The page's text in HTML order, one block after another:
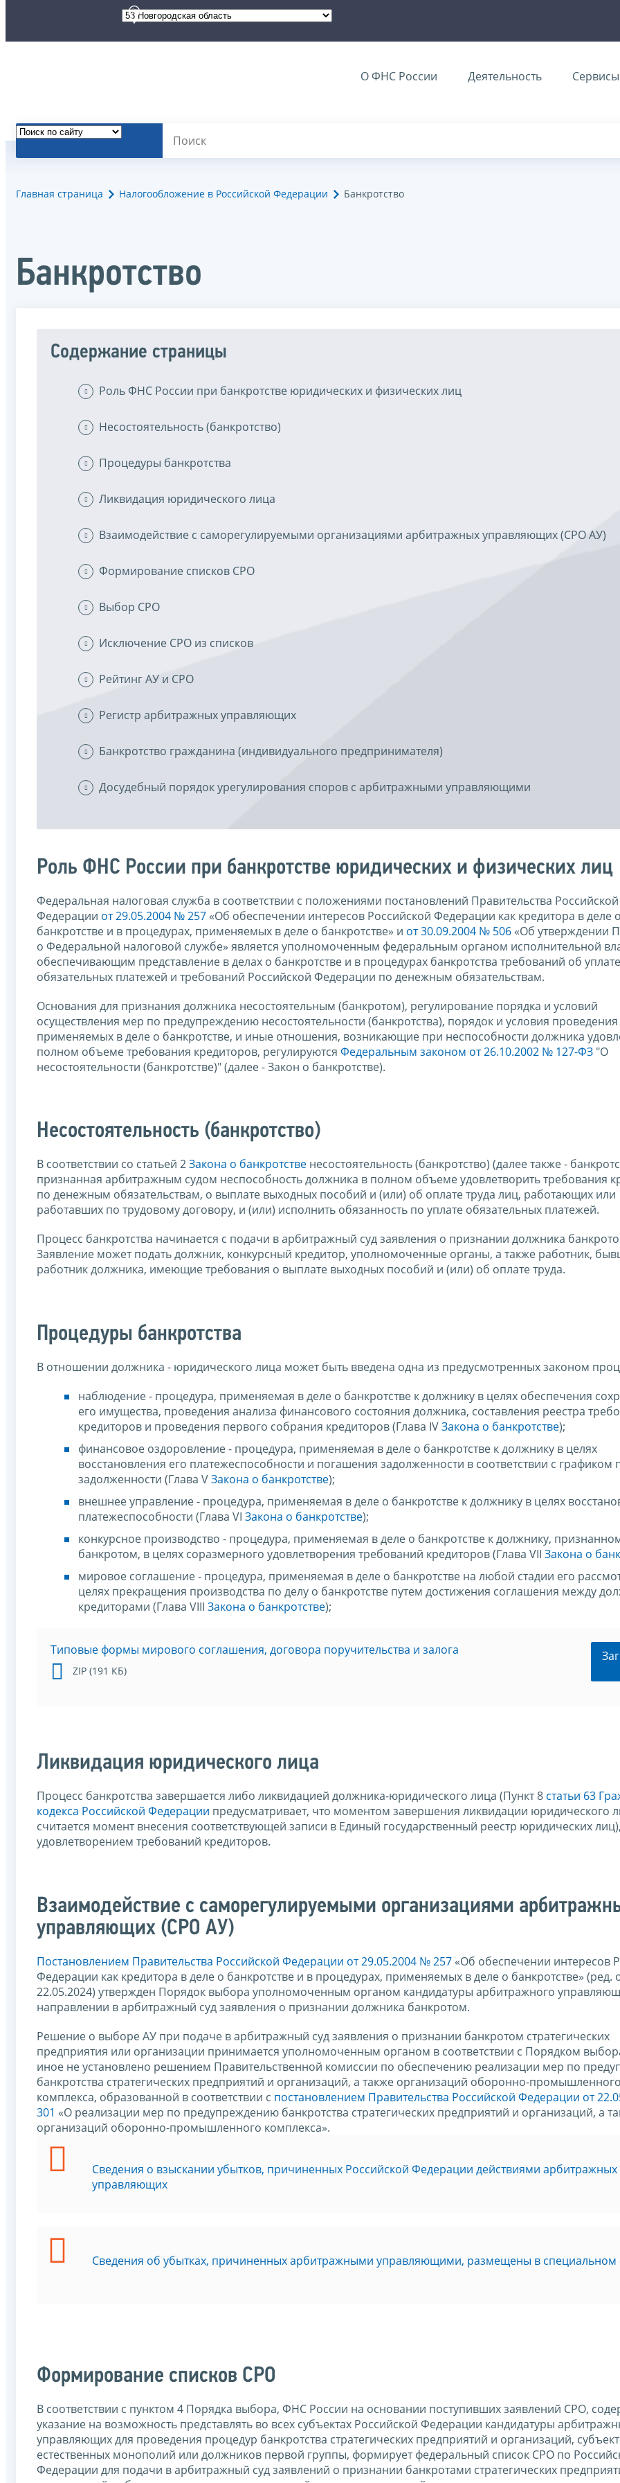
О ФНС России Деятельность Сервисы
Главная страница Налогообложение в Российской Федерации Банкротство
Банкротство
Содержание страницы
Роль ФНС России при банкротстве юридических и физических лиц
Несостоятельность (банкротство)
Процедуры банкротства
Ликвидация юридического лица
Взаимодействие с саморегулируемыми организациями арбитражных управляющих (СРО АУ)
Формирование списков СРО
Выбор СРО
Исключение СРО из списков
Рейтинг АУ и СРО
Регистр арбитражных управляющих
Банкротство гражданина (индивидуального предпринимателя)
Досудебный порядок урегулирования споров с арбитражными управляющими
Роль ФНС России при банкротстве юридических и физических лиц
Федеральная налоговая служба в соответствии с положениями постановлений Правительства Российской
Федерации от 29.05.2004 № 257 «Об обеспечении интересов Российской Федерации как кредитора в деле о
банкротстве и в процедурах, применяемых в деле о банкротстве» и от 30.09.2004 № 506 «Об утверждении
о Федеральной налоговой службе» является уполномоченным федеральным органом исполнительной
обеспечивающим представление в делах о банкротстве и в процедурах банкротства требований об уплате
обязательных платежей и требований Российской Федерации по денежным обязательствам.
Основания для признания должника несостоятельным (банкротом), регулирование порядка и условий
осуществления мер по предупреждению несостоятельности (банкротства), порядок и условия
применяемых в деле о банкротстве, и иные отношения, возникающие при неспособности должника
полном объеме требования кредиторов, регулируются Федеральным законом от 26.10.2002 № 127-ФЗ "О
несостоятельности (банкротстве)" (далее - Закон о банкротстве).
Несостоятельность (банкротство)
В соответствии со статьей 2Закона о банкротстве несостоятельность (банкротство) (далее также -
признанная арбитражным судом неспособность должника в полном объеме удовлетворить требования
по денежным обязательствам, о выплате выходных пособий и (или) об оплате труда лиц, работающих или
работавших по трудовому договору, и (или) исполнить обязанность по уплате обязательных платежей.
Процесс банкротства начинается с подачи в арбитражный суд заявления о признании должника
Заявление может подать должник, конкурсный кредитор, уполномоченные органы, а также работник,
работник должника, имеющие требования о выплате выходных пособий и (или) об оплате труда.
Процедуры банкротства
В отношении должника - юридического лица может быть введена одна из предусмотренных законом
наблюдение - процедура, применяемая в деле о банкротстве к должнику в целях обеспечения
его имущества, проведения анализа финансового состояния должника, составления реестра
кредиторов и проведения первого собрания кредиторов (Глава IVЗакона о банкротстве);
финансовое оздоровление - процедура, применяемая в деле о банкротстве к должнику в целях
восстановления его платежеспособности и погашения задолженности в соответствии с графиком
задолженности (Глава VЗакона о банкротстве);
внешнее управление - процедура, применяемая в деле о банкротстве к должнику в целях
платежеспособности (Глава VI Закона о банкротстве);
конкурсное производство - процедура, применяемая в деле о банкротстве к должнику,
банкротом, в целях соразмерного удовлетворения требований кредиторов (Глава VII Закона о
мировое соглашение - процедура, применяемая в деле о банкротстве на любой стадии его
целях прекращения производства по делу о банкротстве путем достижения соглашения между
кредиторами (Глава VIII Закона о банкротстве);
Типовые формы мирового соглашения, договора поручительства и залога
ZIP (191 КБ)
Ликвидация юридического лица
Процесс банкротства завершается либо ликвидацией должника-юридического лица (Пункт 8 статьи 63
кодекса Российской Федерации предусматривает, что моментом завершения ликвидации юридического
считается момент внесения соответствующей записи в Единый государственный реестр юридических
удовлетворением требований кредиторов.
Взаимодействие с саморегулируемыми организациями
управляющих (СРО АУ)
Постановлением Правительства Российской Федерации от 29.05.2004 № 257 «Об обеспечении интересов
Федерации как кредитора в деле о банкротстве и в процедурах, применяемых в деле о банкротстве» (ред.
22.05.2024) утвержден Порядок выбора уполномоченным органом кандидатуры арбитражного
направлении в арбитражный суд заявления о признании должника банкротом.
Решение о выборе АУ при подаче в арбитражный суд заявления о признании банкротом стратегических
предприятия или организации принимается уполномоченным органом в соответствии с Порядком
иное не установлено решением Правительственной комиссии по обеспечению реализации мер по
банкротства стратегических предприятий и организаций, а также организаций оборонно-промышленного
комплекса, образованной в соответствии с постановлением Правительства Российской Федерации от
301 «О реализации мер по предупреждению банкротства стратегических предприятий и организаций, а
организаций оборонно-промышленного комплекса».
Сведения о взыскании убытков, причиненных Российской Федерации действиями арбитражных
управляющих
Сведения об убытках, причиненных арбитражными управляющими, размещены в специальном
Формирование списков СРО
В соответствии с пунктом 4 Порядка выбора, ФНС России на основании поступивших заявлений СРО,
указание на возможность представлять во всех субъектах Российской Федерации кандидатуры
управляющих для проведения процедур банкротства стратегических предприятий и организаций,
естественных монополий или должников первой группы, формирует федеральный список СРО по
Федерации для подачи в арбитражный суд заявлений о признании банкротами стратегических